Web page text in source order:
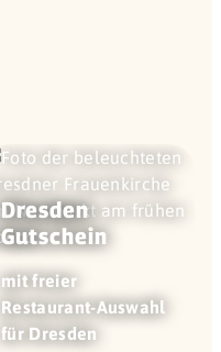
Dresden
Gutschein
mit freier
Restaurant-Auswahl
für Dresden